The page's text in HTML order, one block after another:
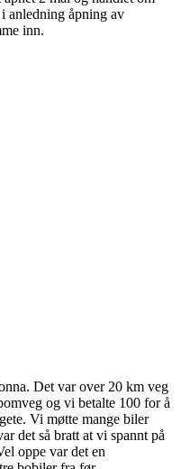
anledning åpning av
inn.
Det var over 20 km veg
og vi betalte 100 for å
Vi møtte mange biler
det så bratt at vi spannt på
oppe var det en